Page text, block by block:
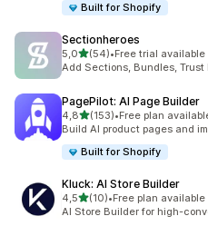
Built for Shopify
Sectionheroes
5,0/ 5 tähteä
(54)
54 arvostelua yhteensä
•Free trial available
Add Sections, Bundles,
PagePilot: AI Page Builder
4,8/ 5 tähteä
(153)
153 arvostelua yhteensä
•Free plan
Build AI product pages and
Built for Shopify
Kluck: AI Store Builder
4,5/ 5 tähteä
(10)
10 arvostelua yhteensä
•Free plan available
AI Store Builder for high-